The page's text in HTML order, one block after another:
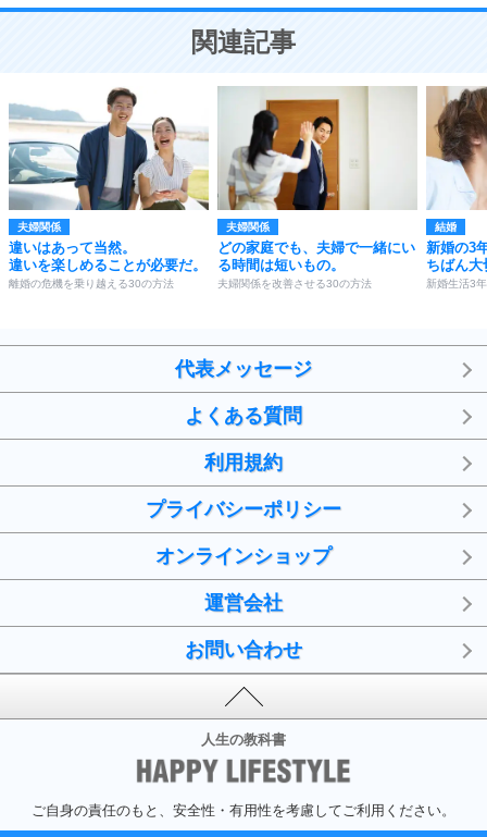
気品と美しさを身につける30の方法
謙虚な人こそ、本当に強い人。
頭の使い方がうまくなる30の方法
10
恋愛学
人を好きになったら、まず相手を徹底的に信じる
ことが大切。
恋する人が知っておきたい30の大切なこと
関連記事
夫婦関係
違いはあって当然。
違いを楽しめることが必要だ。
離婚の危機を乗り越える30の方法
夫婦関係
どの家庭でも、夫婦で一緒にい
る時間は短いもの。
夫婦関係を改善させる30の方法
結婚
新婚の3
ちばん大
新婚生活3
代表メッセージ
よくある質問
利用規約
プライバシーポリシー
オンラインショップ
運営会社
お問い合わせ
人生の教科書
ご自身の責任のもと、安全性・有用性を考慮してご利用ください。